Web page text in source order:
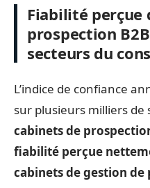
Fiabilité perçue
prospection
secteurs du
L’indice de confiance
sur plusieurs milliers de
cabinets de
fiabilité perçue
cabinets de gestion